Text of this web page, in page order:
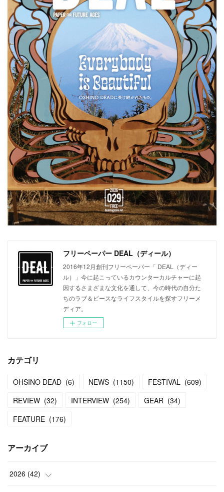
フリーペーパー DEAL（ディール）
2016年12月創刊フリーペーパー「 DEAL（ディー
ル）」今に起こっているカウンターカルチャーに起
因するさまざまな文化を通して、今の時代の自分た
ちのラブ＆ピースなライフスタイルを探すフリーメ
ディア。
フォロー
カテゴリ
OHSINO DEAD (6) NEWS (1150) FESTIVAL (609)
REVIEW (32) INTERVIEW (254) GEAR (34)
FEATURE (176)
アーカイブ
2026 (42)